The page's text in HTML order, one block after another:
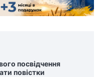
посвідчення
повістки